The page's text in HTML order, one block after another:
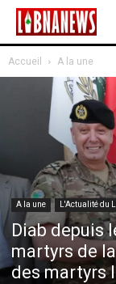
Accueil A la une
A la une L'Actualité du
Diab depuis
martyrs de
des martyrs